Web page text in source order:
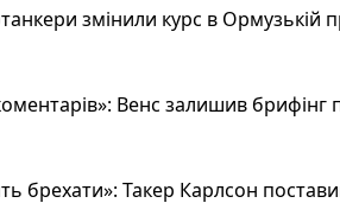
змінили курс в Ормузькій
Венс залишив брифінг
Такер Карлсон